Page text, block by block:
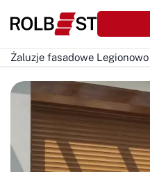
Żaluzje fasadowe Legionowo